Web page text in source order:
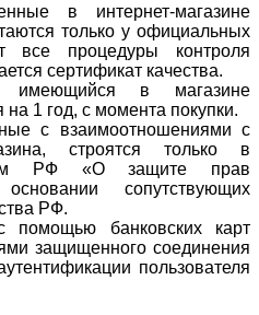
в интернет-магазине
только у официальных
все процедуры контроля
сертификат качества.
имеющийся в магазине
на 1 год, с момента покупки.
с взаимоотношениями с
строятся только в
РФ «О защите прав
сопутствующих
РФ.
помощью банковских карт
защищенного соединения
пользователя